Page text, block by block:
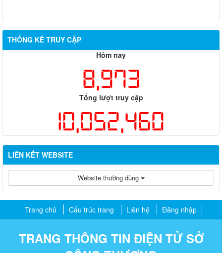
THỐNG KÊ TRUY CẬP
Hôm nay
8,973
Tổng lượt truy cập
10,052,460
LIÊN KẾT WEBSITE
Website thường dùng
Trang chủ Cấu trúc trang Liên hệ Đăng nhập
TRANG THÔNG TIN ĐIỆN TỬ SỞ